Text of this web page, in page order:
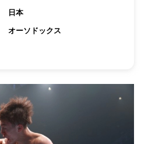
日本
オーソドックス